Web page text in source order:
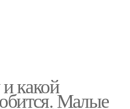
какой
Малые